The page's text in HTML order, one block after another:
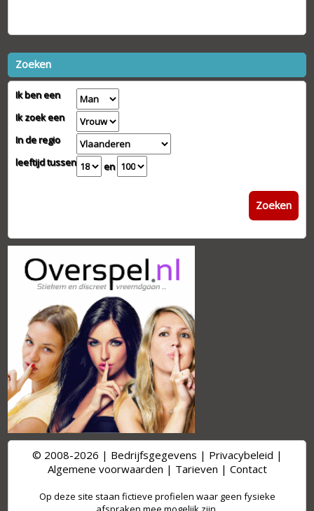
Zoeken
Ik ben een
Ik zoek een
In de regio
leeftijd tussen
en
Zoeken
© 2008-2026 | Bedrijfsgegevens | Privacybeleid |
Algemene voorwaarden | Tarieven | Contact
Op deze site staan fictieve profielen waar geen fysieke